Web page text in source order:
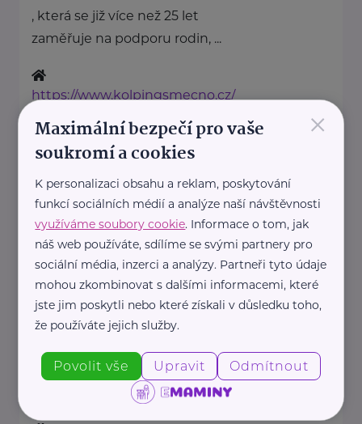
, která se již více než 25 let
zaměřuje na podporu rodin, ...
https://www.kolpingsmecno.cz/
ludmila.janzurova@kolpingsmecno.cz
Rodičovská linka Linky bezpečí
(Linka bezpečí, z. s.)
Ústavní 95 Praha 8 – Bohnice
Rodičovské linka poskytuje
krizovou pomoc a základní
rodinným příslušníkům a
×
Maximální bezpečí pro vaše
soukromí a cookies
K personalizaci obsahu a reklam, poskytování
funkcí sociálních médií a analýze naší návštěvnosti
využíváme soubory cookie. Informace o tom, jak
náš web používáte, sdílíme se svými partnery pro
sociální média, inzerci a analýzy. Partneři tyto údaje
mohou zkombinovat s dalšími informacemi, které
jste jim poskytli nebo které získali v důsledku toho,
že používáte jejich služby.
Povolit vše Upravit Odmítnout